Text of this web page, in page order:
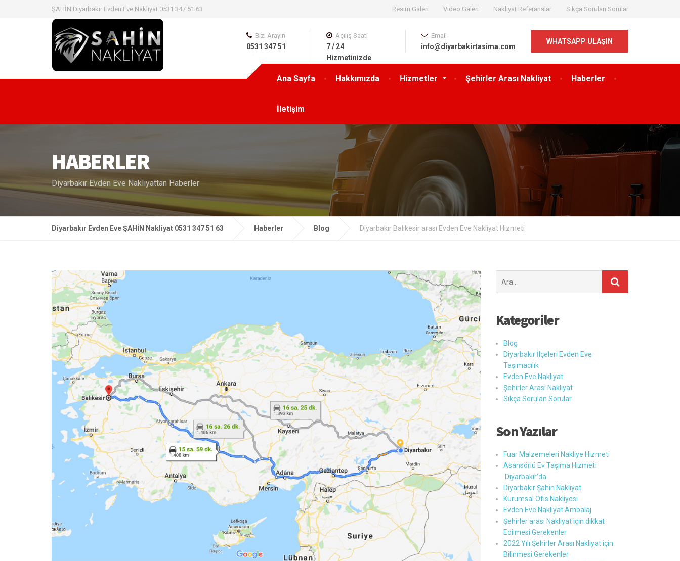
ŞAHİN Diyarbakır Evden Eve Nakliyat 0531 347 51 63 Resim Galeri Video Galeri Nakliyat Referanslar Sıkça Sorulan Sorular
Ana Sayfa Hakkımızda Hizmetler Şehirler Arası Nakliyat Haberler
İletişim
Bizi Arayın
0531 347 51
Açılış Saati
7 / 24
Hizmetinizde
Email
info@diyarbakirtasima.com
WHATSAPP ULAŞIN
HABERLER
Diyarbakır Evden Eve Nakliyattan Haberler
Diyarbakır Evden Eve ŞAHİN Nakliyat 0531 347 51 63 Haberler Blog Diyarbakır Balıkesir arası Evden Eve Nakliyat Hizmeti
ara:
Kategoriler
Blog
Diyarbakır İlçeleri Evden Eve
Taşımacılık
Evden Eve Nakliyat
Şehirler Arası Nakliyat
Sıkça Sorulan Sorular
Son Yazılar
Fuar Malzemeleri Nakliye Hizmeti
Asansörlü Ev Taşıma Hizmeti
Diyarbakır’da
Diyarbakır Şahin Nakliyat
Kurumsal Ofis Nakliyesi
Evden Eve Nakliyat Ambalaj
Şehirler arası Nakliyat için dikkat
Edilmesi Gerekenler
2022 Yılı Şehirler Arası Nakliyat için
Bilinmesi Gerekenler